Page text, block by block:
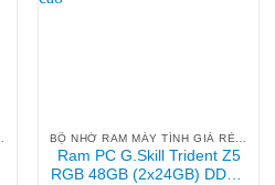
Ram PC G.Skill Trident Z5
RGB 48GB (2x24GB) DDR5